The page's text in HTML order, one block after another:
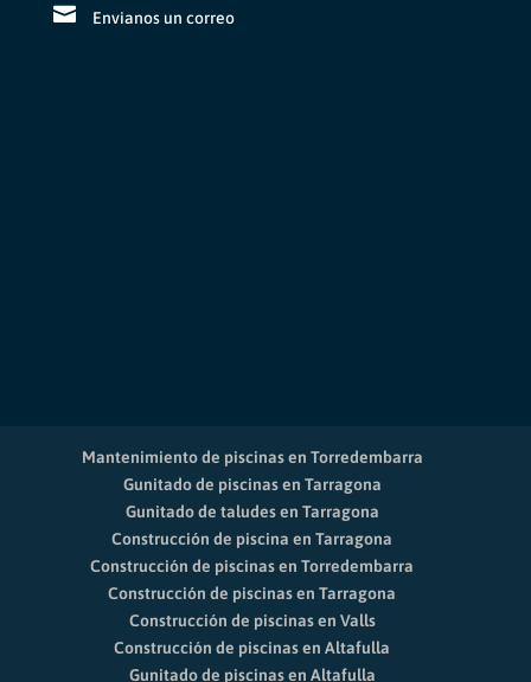
Envianos un correo
Mantenimiento de piscinas en Torredembarra
Gunitado de piscinas en Tarragona
Gunitado de taludes en Tarragona
Construcción de piscina en Tarragona
Construcción de piscinas en Torredembarra
Construcción de piscinas en Tarragona
Construcción de piscinas en Valls
Construcción de piscinas en Altafulla
Gunitado de piscinas en Altafulla